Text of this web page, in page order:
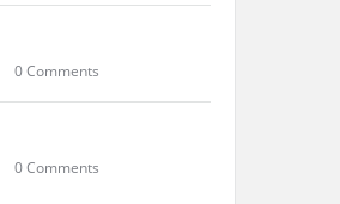
0 Comments
0 Comments